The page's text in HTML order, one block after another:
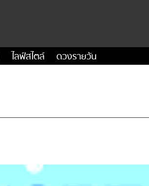
ไลฟ์สไตล์ ดวงรายวัน